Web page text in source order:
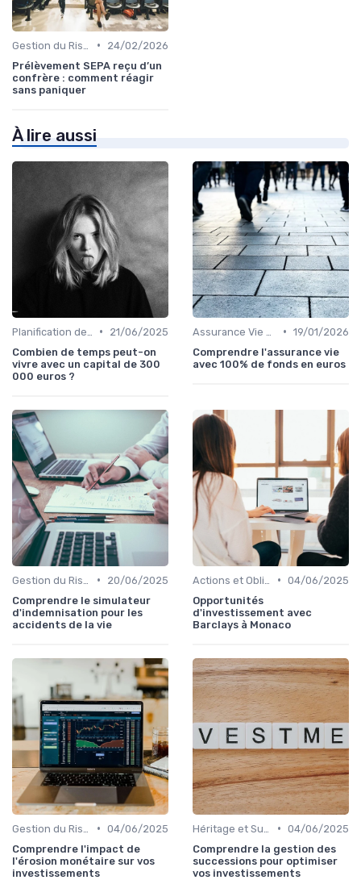
•
24/02/2026
Prélèvement SEPA reçu d’un
confrère : comment réagir
sans paniquer
À lire aussi
•
21/06/2025
Combien de temps peut-on
vivre avec un capital de 300
000 euros ?
• 19/01/2026
Comprendre l'assurance vie
avec 100% de fonds en euros
•
20/06/2025
Comprendre le simulateur
d'indemnisation pour les
accidents de la vie
• 04/06/2025
Opportunités
d'investissement avec
Barclays à Monaco
• 04/06/2025
Comprendre l'impact de
l'érosion monétaire sur vos
investissements
• 04/06/2025
Comprendre la gestion des
successions pour optimiser
vos investissements